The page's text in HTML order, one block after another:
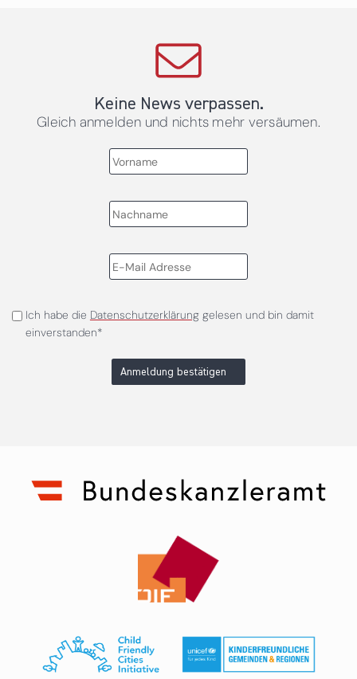
Keine News verpassen.
Gleich anmelden und nichts mehr versäumen.
Ich habe die Datenschutzerklärunggelesen und bin damit
einverstanden*
Anmeldung bestätigen